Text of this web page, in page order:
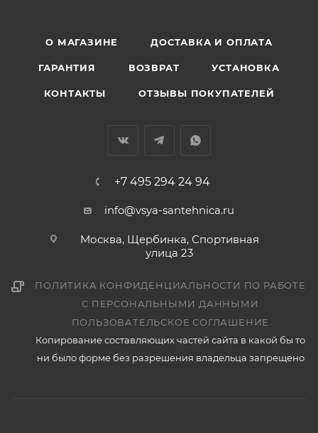
О МАГАЗИНЕ ДОСТАВКА И ОПЛАТА
ГАРАНТИЯ ВОЗВРАТ УСТАНОВКА
КОНТАКТЫ ОТЗЫВЫ ПОКУПАТЕЛЕЙ
+7 495 294 24 94
info@vsya-santehnica.ru
Москва, Щербинка, Спортивная
улица 23
ПОЛИТИКА КОНФИДЕНЦИАЛЬНОСТИ ПО РАБОТЕ
С ПЕРСОНАЛЬНЫМИ ДАННЫМИ
ПОЛЬЗОВАТЕЛЬСКОЕ СОГЛАШЕНИЕ
Копирование составляющих частей сайта в какой бы то
ни было форме без разрешения владельца запрещено